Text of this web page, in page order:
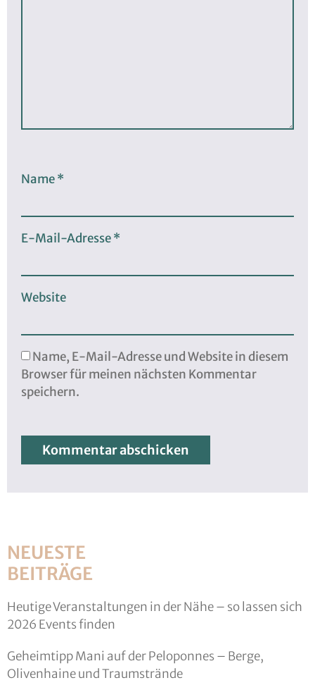
Name*
E-Mail-Adresse*
Website
Name, E-Mail-Adresse und Website in diesem
Browser für meinen nächsten Kommentar
speichern.
NEUESTE
BEITRÄGE
Heutige Veranstaltungen in der Nähe – so lassen sich
2026 Events finden
Geheimtipp Mani auf der Peloponnes – Berge,
Olivenhaine und Traumstrände